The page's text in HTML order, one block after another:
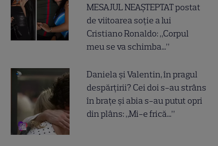
MESAJUL NEAȘTEPTAT postat
de viitoarea soție a lui
Cristiano Ronaldo: „Corpul
meu se va schimba...”
Daniela și Valentin, în pragul
despărțirii? Cei doi s-au strâns
în brațe și abia s-au putut opri
din plâns: „Mi-e frică...”